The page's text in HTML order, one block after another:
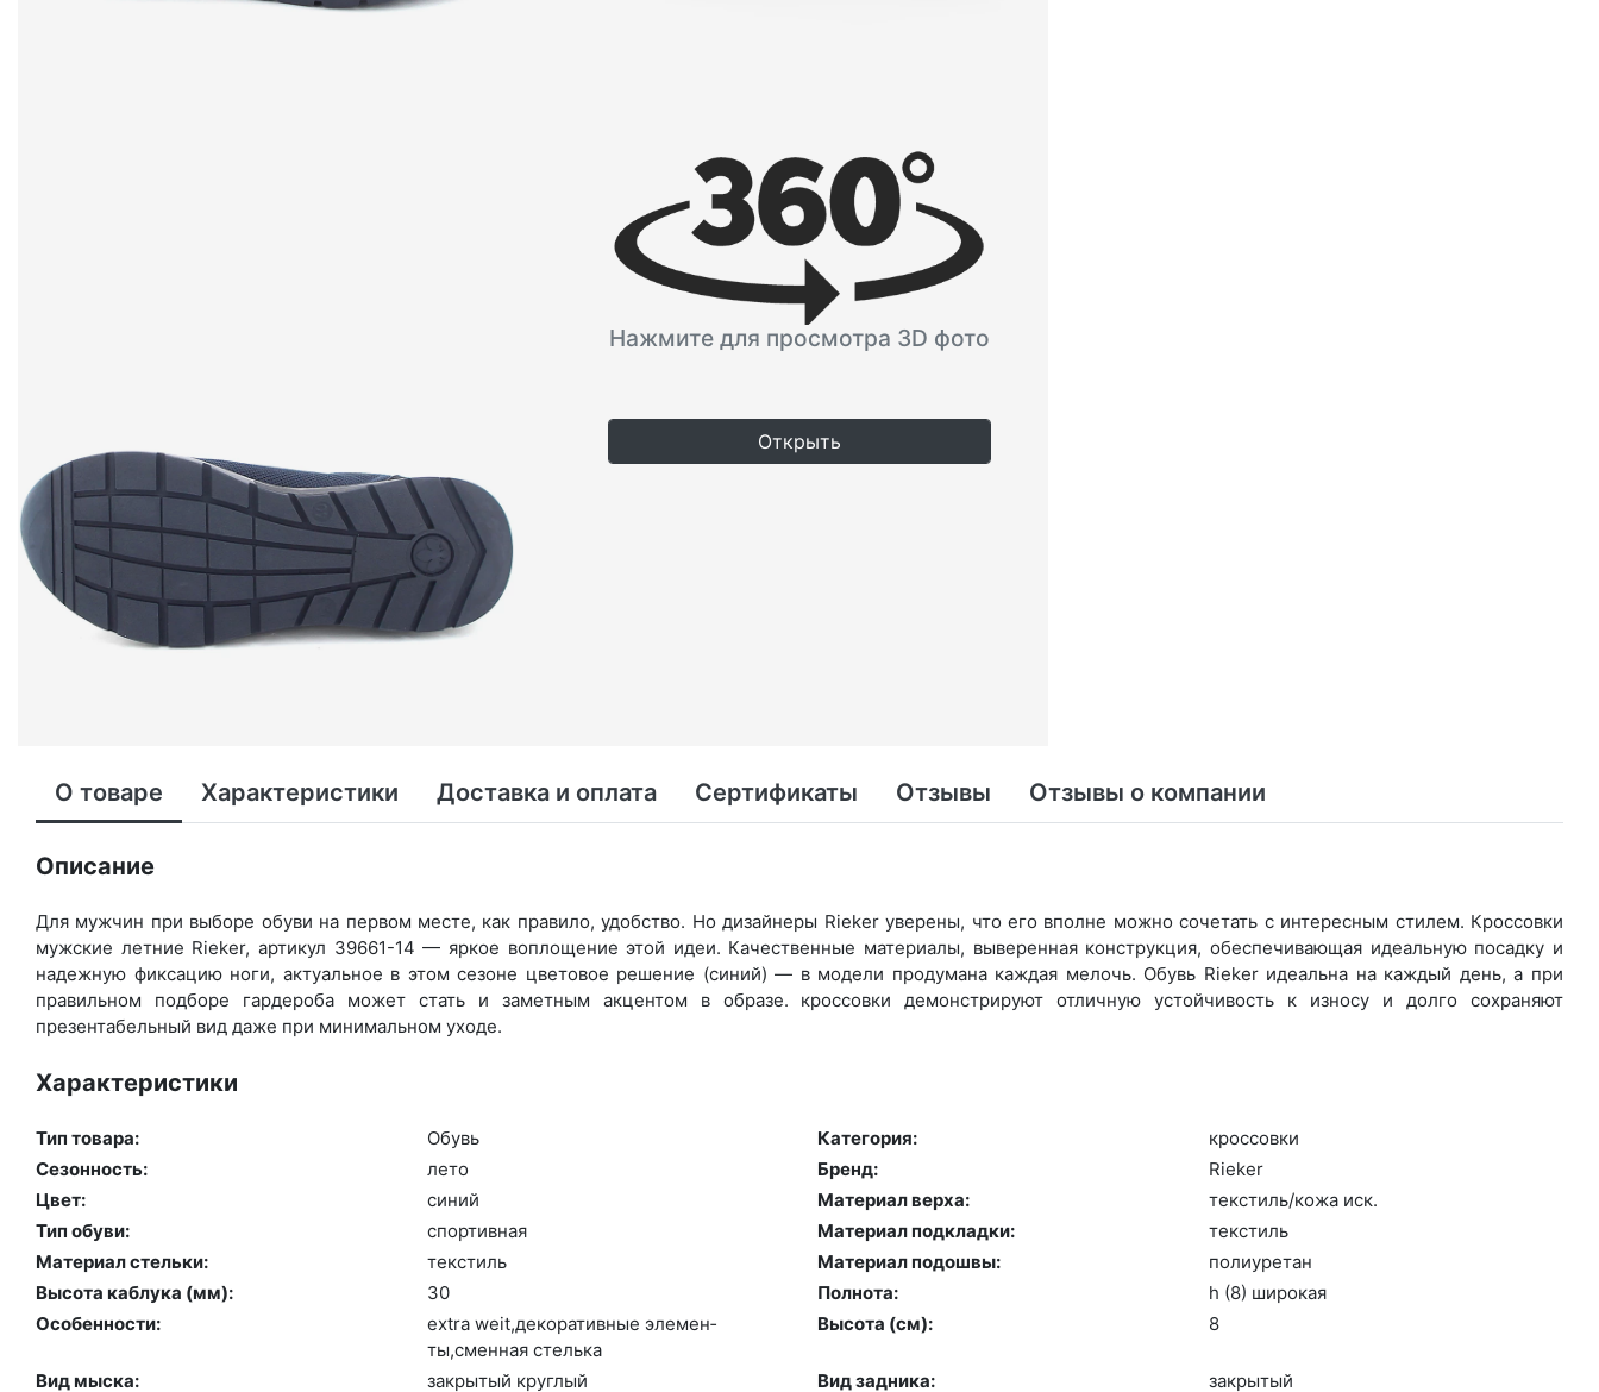
Нажмите для просмотра 3D фото
Открыть
О товаре Характеристики Доставка и оплата Сертификаты Отзывы Отзывы о компании
Описание
Для мужчин при выборе обуви на первом месте, как правило, удобство. Но дизайнеры Rieker уверены, что его вполне можно сочетать с интересным стилем. Кроссовки
мужские летние Rieker, артикул 39661-14 — яркое воплощение этой идеи. Качественные материалы, выверенная конструкция, обеспечивающая идеальную посадку и
надежную фиксацию ноги, актуальное в этом сезоне цветовое решение (синий) — в модели продумана каждая мелочь. Обувь Rieker идеальна на каждый день, а при
правильном подборе гардероба может стать и заметным акцентом в образе. кроссовки демонстрируют отличную устойчивость к износу и долго сохраняют
презентабельный вид даже при минимальном уходе.
Характеристики
Тип товара: Обувь Категория:
крос­совки
Сезонность:
ле­то Бренд:
Ri­eker
Цвет:
си­ний Материал верха:
текс­тиль/ко­жа иск.
Тип обуви:
спор­тивная Материал подкладки:
текс­тиль
Материал стельки:
текс­тиль Материал подошвы:
по­ли­уре­тан
Высота каблука (мм):
30 Полнота:
h (8) ши­рокая
Особенности:
ext­ra we­it,де­кора­тив­ные эле­мен­
ты,смен­ная стель­ка
Высота (cм): 8
Вид мыска: зак­ры­тый круг­лый Вид задника: зак­ры­тый